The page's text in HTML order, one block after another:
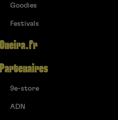
Goodies
Festivals
Oneira.fr
Partenaires
9e-store
ADN